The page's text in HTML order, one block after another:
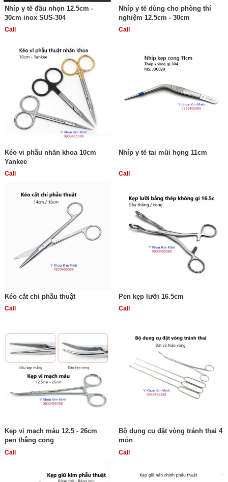
Nhíp y tế đầu nhọn 12.5cm -
30cm inox SUS-304
Call
Nhíp y tế dùng cho phòng thí
nghiệm 12.5cm - 30cm
Call
Kéo vi phẫu nhãn khoa 10cm
Yankee
Call
Nhíp y tế tai mũi họng 11cm
Call
Kéo cắt chỉ phẫu thuật
Call
Pen kẹp lưỡi 16.5cm
Call
Kẹp vi mạch máu 12.5 - 26cm
pen thẳng cong
Call
Bộ dụng cụ đặt vòng tránh thai 4
món
Call